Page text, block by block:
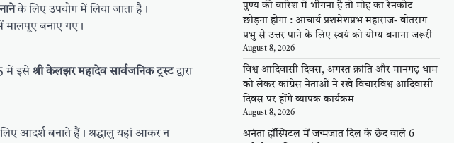
के लिए उपयोग में लिया जाता है।
मालपूए बनाए गए।
में इसे श्री केलझर महादेव सार्वजनिक ट्रस्टद्वारा
आदर्श बनाते हैं। श्रद्धालु यहां आकर न
पुण्य की बारिश में भीगना है तो मोह का रेनकोट
छोड़ना होगा : आचार्य प्रशमेशप्रभ महाराज- वीतराग
प्रभु से उत्तर पाने के लिए स्वयं को योग्य बनाना जरूरी
August 8, 2026
विश्व आदिवासी दिवस, अगस्त क्रांति और मानगढ़ धाम
को लेकर कांग्रेस नेताओं ने रखे विचारविश्व आदिवासी
दिवस पर होंगे व्यापक कार्यक्रम
August 8, 2026
अनंता हॉस्पिटल में जन्मजात दिल के छेद वाले 6